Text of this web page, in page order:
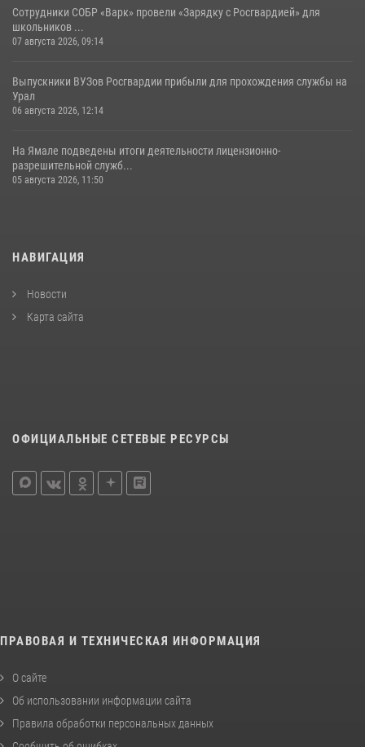
Сотрудники СОБР «Варк» провели «Зарядку с Росгвардией» для
школьников ...
07 августа 2026, 09:14
Выпускники ВУЗов Росгвардии прибыли для прохождения службы на
Урал
06 августа 2026, 12:14
На Ямале подведены итоги деятельности лицензионно-
разрешительной служб...
05 августа 2026, 11:50
НАВИГАЦИЯ
Новости
Карта сайта
ОФИЦИАЛЬНЫЕ СЕТЕВЫЕ РЕСУРСЫ
ПРАВОВАЯ И ТЕХНИЧЕСКАЯ ИНФОРМАЦИЯ
О сайте
Об использовании информации сайта
Правила обработки персональных данных